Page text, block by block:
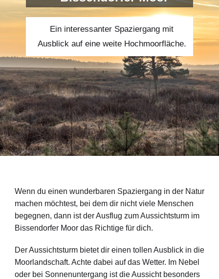
Ein interessanter Spaziergang mit
Ausblick auf eine weite Hochmoorfläche.
Wenn du einen wunderbaren Spaziergang in der Natur
machen möchtest, bei dem dir nicht viele Menschen
begegnen, dann ist der Ausflug zum Aussichtsturm im
Bissendorfer Moor das Richtige für dich.
Der Aussichtsturm bietet dir einen tollen Ausblick in die
Moorlandschaft. Achte dabei auf das Wetter. Im Nebel
oder bei Sonnenuntergang ist die Aussicht besonders